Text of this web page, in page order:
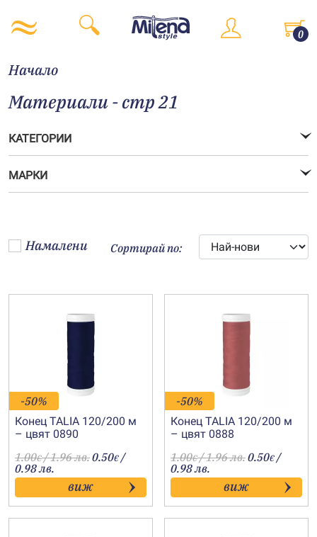
0
Начало
Материали - стр 21
КАТЕГОРИИ
МАРКИ
Намалени Сортирай по:
-50%
Конец TALIA 120/200 м
– цвят 0890
1.00€/ 1.96 лв.0.50€ /
0.98 лв.
виж
-50%
Конец TALIA 120/200 м
– цвят 0888
1.00€/ 1.96 лв.0.50€ /
0.98 лв.
виж